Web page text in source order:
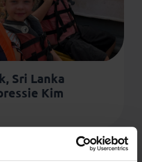
Sri Lanka
Kim